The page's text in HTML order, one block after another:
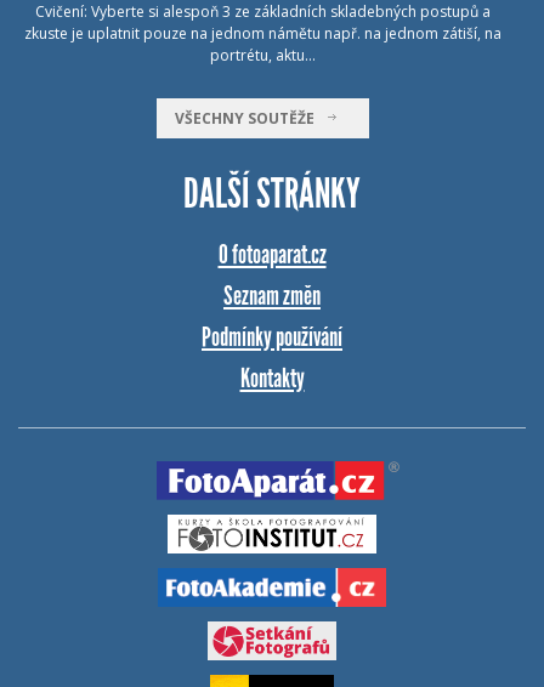
Cvičení: Vyberte si alespoň 3 ze základních skladebných postupů a
zkuste je uplatnit pouze na jednom námětu např. na jednom zátiší, na
portrétu, aktu…
VŠECHNY SOUTĚŽE
DALŠÍ STRÁNKY
O fotoaparat.cz
Seznam změn
Podmínky používání
Kontakty